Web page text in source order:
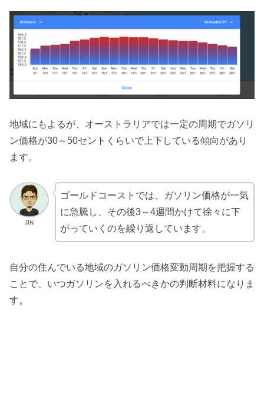
地域にもよるが、オーストラリアでは一定の周期でガソリ
ン価格が30～50セントくらいで上下している傾向があり
ます。
JIN
ゴールドコーストでは、ガソリン価格が一気
に急騰し、その後3～4週間かけて徐々に下
がっていくのを繰り返しています。
自分の住んでいる地域のガソリン価格変動周期を把握する
ことで、いつガソリンを入れるべきかの判断材料になりま
す。